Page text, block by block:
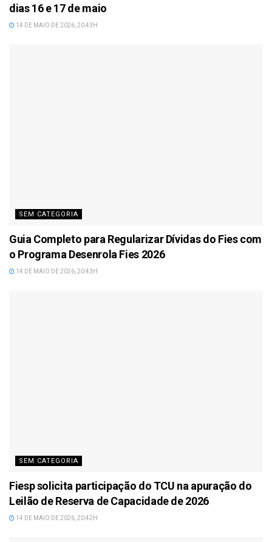
dias 16 e 17 de maio
14 DE MAIO DE 2026, 20:43H
SEM CATEGORIA
Guia Completo para Regularizar Dívidas do Fies com
o Programa Desenrola Fies 2026
14 DE MAIO DE 2026, 20:43H
SEM CATEGORIA
Fiesp solicita participação do TCU na apuração do
Leilão de Reserva de Capacidade de 2026
14 DE MAIO DE 2026, 20:42H